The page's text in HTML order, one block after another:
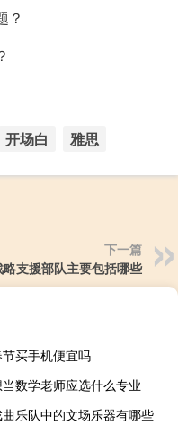
？
开场白 雅思
下一篇
略支援部队主要包括哪些
买手机便宜吗
数学老师应选什么专业
乐队中的文场乐器有哪些